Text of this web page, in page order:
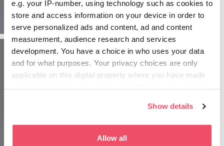
e.g. your IP-number, using technology such as cookies to
store and access information on your device in order to
serve personalized ads and content, ad and content
measurement, audience research and services
development. You have a choice in who uses your data
and for what purposes. Your privacy choices are only
applicable on this digital property where you have made
If you allow, we would also like to:
Show details
Allow all
제공합니다.